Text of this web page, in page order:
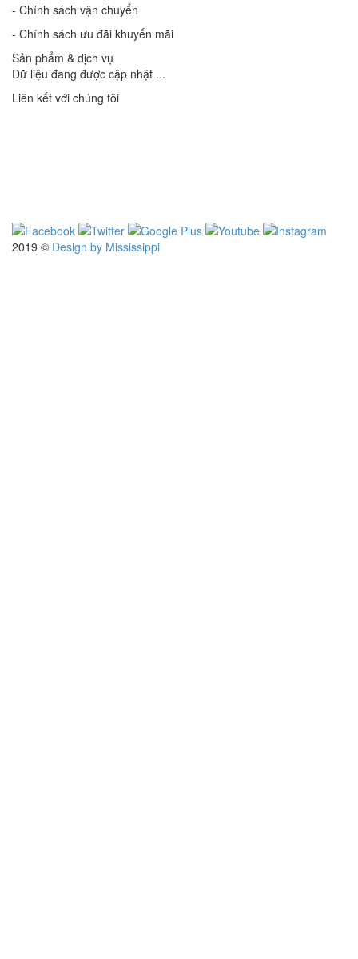
- Chính sách vận chuyển
- Chính sách ưu đãi khuyến mãi
Sản phẩm & dịch vụ
Dữ liệu đang được cập nhật ...
Liên kết với chúng tôi
2019 © Design by Mississippi